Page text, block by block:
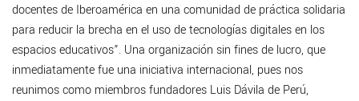
docentes de Iberoamérica en una comunidad de práctica solidaria
para reducir la brecha en el uso de tecnologías digitales en los
espacios educativos”. Una organización sin fines de lucro, que
inmediatamente fue una iniciativa internacional, pues nos
reunimos como miembros fundadores Luis Dávila de Perú,